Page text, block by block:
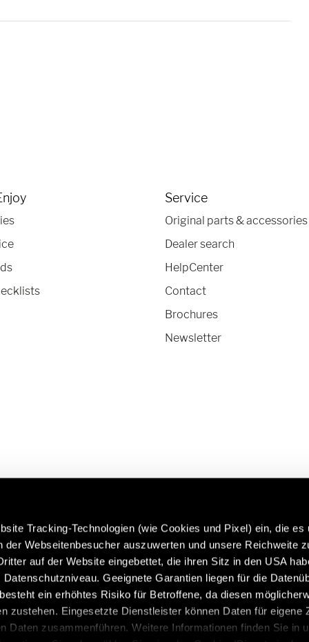
Tracking-Technologien (wie Cookies und Pixel) ein, die es
der Webseitenbesucher auszuwerten und unsere Reichweite
auf der Website eingebettet, die ihren Sitz in den USA
Geeignete Garantien liegen für die
ein erhöhtes Risiko für Betroffene, da diesen
zustehen. Eingesetzte Dienstleister können Daten für eigene
Daten zusammenführen. Weitere Informationen finden Sie in
Service
Original parts & accessories
Dealer search
HelpCenter
Contact
Brochures
Newsletter
more about Hymer Original
Accessories:
service/hymer-original-
accessories
Caravans in premium quality:
https://www.eriba.com/gb/en